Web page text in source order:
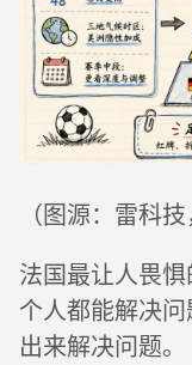
（图源：雷科
法国最让人畏
个人都能解决
出来解决问题。